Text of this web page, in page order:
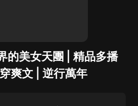
的美女天團 | 精品多播
穿爽文 | 逆行萬年